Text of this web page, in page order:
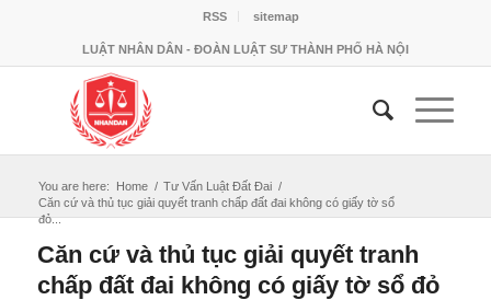
RSS sitemap
LUẬT NHÂN DÂN - ĐOÀN LUẬT SƯ THÀNH PHỐ HÀ NỘI
You are here: Home / Tư Vấn Luật Đất Đai /
Căn cứ và thủ tục giải quyết tranh chấp đất đai không có giấy tờ sổ
đỏ...
Căn cứ và thủ tục giải quyết tranh
chấp đất đai không có giấy tờ sổ đỏ